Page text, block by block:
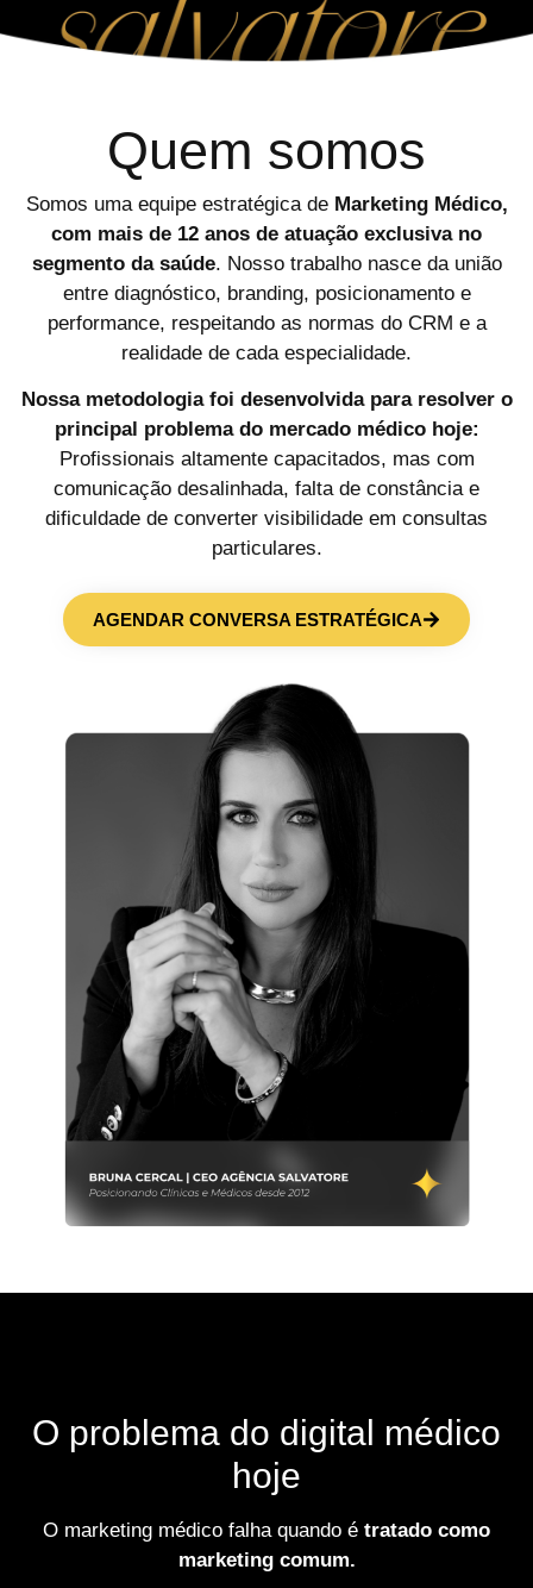
Quem somos
Somos uma equipe estratégica de Marketing Médico,
com mais de 12 anos de atuação exclusiva no
segmento da saúde. Nosso trabalho nasce da união
entre diagnóstico, branding, posicionamento e
performance, respeitando as normas do CRM e a
realidade de cada especialidade.
Nossa metodologia foi desenvolvida para resolver o
principal problema do mercado médico hoje:
Profissionais altamente capacitados, mas com
comunicação desalinhada, falta de constância e
dificuldade de converter visibilidade em consultas
particulares.
AGENDAR CONVERSA ESTRATÉGICA
O problema do digital médico
hoje
O marketing médico falha quando é tratado como
marketing comum.